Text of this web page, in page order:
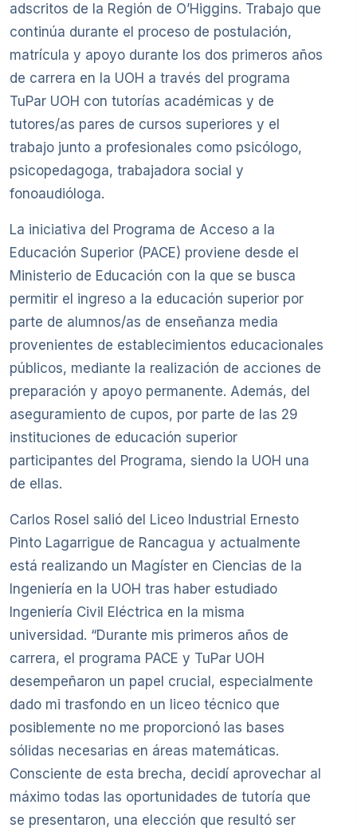
adscritos de la Región de O’Higgins. Trabajo que
continúa durante el proceso de postulación,
matrícula y apoyo durante los dos primeros años
de carrera en la UOH a través del programa
TuPar UOH con tutorías académicas y de
tutores/as pares de cursos superiores y el
trabajo junto a profesionales como psicólogo,
psicopedagoga, trabajadora social y
fonoaudióloga.
La iniciativa del Programa de Acceso a la
Educación Superior (PACE) proviene desde el
Ministerio de Educación con la que se busca
permitir el ingreso a la educación superior por
parte de alumnos/as de enseñanza media
provenientes de establecimientos educacionales
públicos, mediante la realización de acciones de
preparación y apoyo permanente. Además, del
aseguramiento de cupos, por parte de las 29
instituciones de educación superior
participantes del Programa, siendo la UOH una
de ellas.
Carlos Rosel salió del Liceo Industrial Ernesto
Pinto Lagarrigue de Rancagua y actualmente
está realizando un Magíster en Ciencias de la
Ingeniería en la UOH tras haber estudiado
Ingeniería Civil Eléctrica en la misma
universidad. “Durante mis primeros años de
carrera, el programa PACE y TuPar UOH
desempeñaron un papel crucial, especialmente
dado mi trasfondo en un liceo técnico que
posiblemente no me proporcionó las bases
sólidas necesarias en áreas matemáticas.
Consciente de esta brecha, decidí aprovechar al
máximo todas las oportunidades de tutoría que
se presentaron, una elección que resultó ser